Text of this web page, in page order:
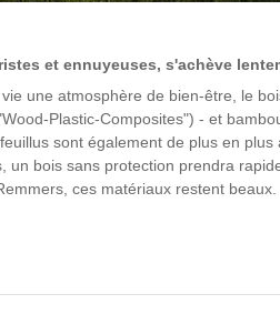
et ennuyeuses, s'achève
une atmosphère de bien-être, le
Plastic-Composites") - et
sont également de plus en
un bois sans protection prendra
ces matériaux restent beaux.